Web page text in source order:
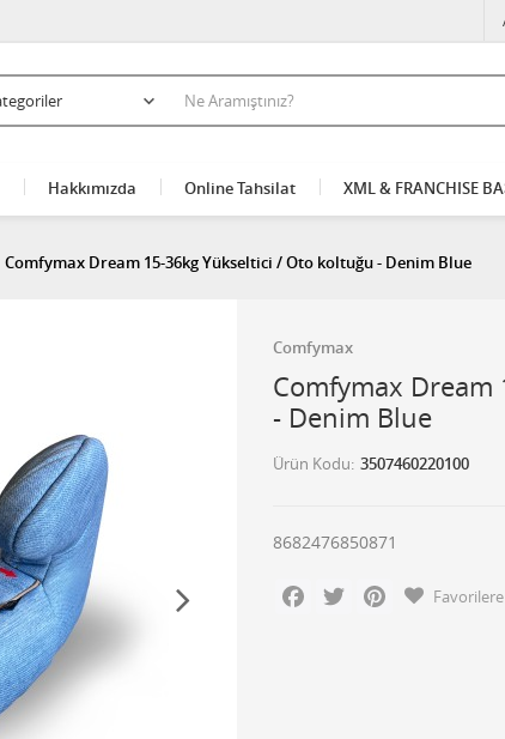
Hakkımızda Online Tahsilat XML & FRANCHISE
Comfymax Dream 15-36kg Yükseltici / Oto koltuğu - Denim Blue
Comfymax
Comfymax
- Denim Blue
Ürün Kodu 3507460220100
8682476850871
Facebook
Twitter Pinterest